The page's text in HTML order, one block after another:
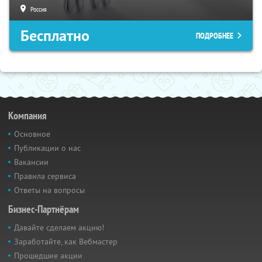
Россия
Бесплатно ПОДРОБНЕЕ
Компания
Основное
Публикации о нас
Вакансии
Правила сервиса
Ответы на вопросы
Бизнес-Партнёрам
Давайте сделаем акцию!
Заработайте, как Вебмастер
Прошедшие акции